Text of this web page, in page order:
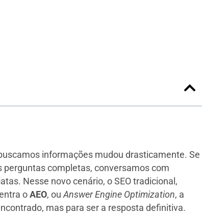
informações mudou drasticamente. Se
completas, conversamos com
Nesse novo cenário, o SEO tradicional,
o AEO, ouAnswer Engine Optimization, a
mas para ser a resposta definitiva.